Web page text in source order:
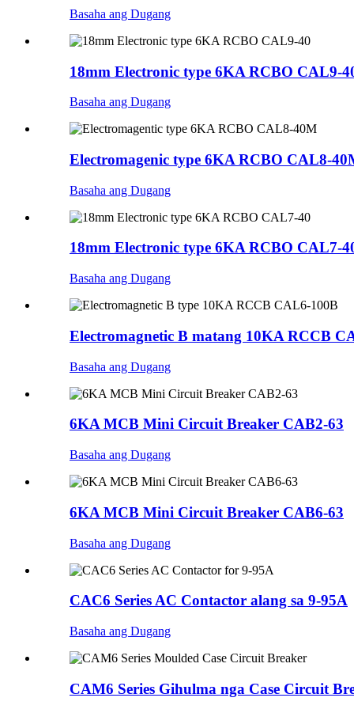
Basaha ang Dugang
18mm Electronic type 6KA RCBO CAL9-
Basaha ang Dugang
Electromagenic type 6KA RCBO CAL8-
Basaha ang Dugang
18mm Electronic type 6KA RCBO CAL7-
Basaha ang Dugang
Electromagnetic B matang 10KA RCCB
Basaha ang Dugang
6KA MCB Mini Circuit Breaker CAB2-63
Basaha ang Dugang
6KA MCB Mini Circuit Breaker CAB6-63
Basaha ang Dugang
CAC6 Series AC Contactor alang sa 9-95A
Basaha ang Dugang
CAM6 Series Gihulma nga Case Circuit